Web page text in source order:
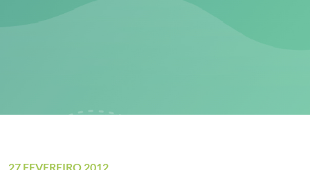
27 FEVEREIRO 2012